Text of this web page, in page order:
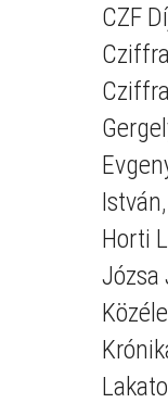
CZF
István,
Horti
Józsa